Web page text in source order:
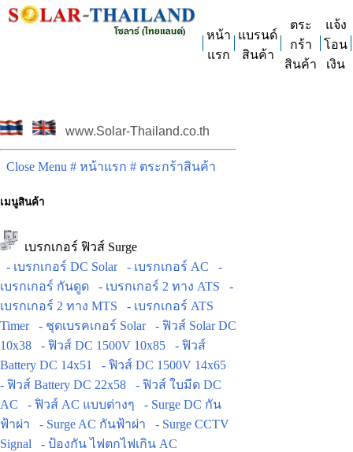
หน้า
แรก
แบรนด์
สินค้า
ตระ
กร้า
สินค้า
แจ้ง
โอน
เงิน
www.Solar-Thailand.co.th
Close Menu # หน้าแรก # ตระกร้าสินค้า
เมนูสินค้า
เบรกเกอร์ ฟิวส์ Surge
- เบรกเกอร์ DC Solar
- เบรกเกอร์ AC
-
เบรกเกอร์ กันดูด
- เบรกเกอร์ 2 ทาง ATS
-
เบรกเกอร์ 2 ทาง MTS
- เบรกเกอร์ ATS
Timer
- ชุดเบรคเกอร์ Solar
- ฟิวส์ Solar DC
10x38
- ฟิวส์ DC 1500V 10x85
- ฟิวส์
Battery DC 14x51
- ฟิวส์ DC 1500V 14x65
- ฟิวส์ Battery DC 22x58
- ฟิวส์ ใบมีด DC
AC
- ฟิวส์ AC แบบต่างๆ
- Surge DC กัน
ฟ้าผ่า
- Surge AC กันฟ้าผ่า
- Surge CCTV
Signal
- ป้องกัน ไฟตกไฟเกิน AC